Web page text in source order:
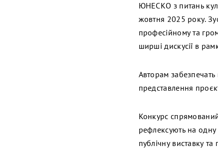
ЮНЕСКО з питань
жовтня 2025 року.
професійному та
ширші дискусії в
Авторам
представлення
Конкурс
рефлексують на одну
публічну виставку та